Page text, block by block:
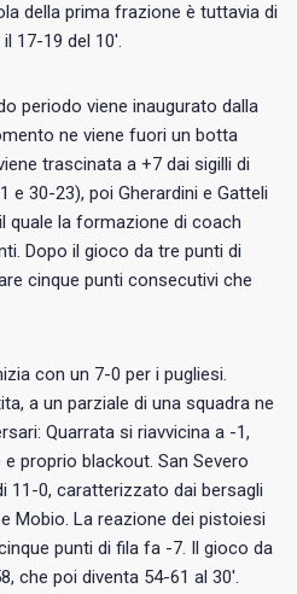
della prima frazione è tuttavia di
17-19 del 10′.
periodo viene inaugurato dalla
ne viene fuori un botta
trascinata a +7 dai sigilli di
e 30-23), poi Gherardini e Gatteli
quale la formazione di coach
Dopo il gioco da tre punti di
cinque punti consecutivi che
con un 7-0 per i pugliesi.
a un parziale di una squadra ne
Quarrata si riavvicina a -1,
proprio blackout. San Severo
11-0, caratterizzato dai bersagli
Mobio. La reazione dei pistoiesi
punti di fila fa -7. Il gioco da
che poi diventa 54-61 al 30′.